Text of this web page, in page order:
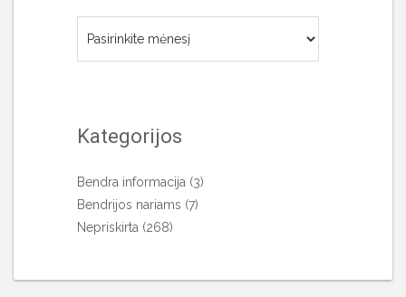
Kategorijos
Bendra informacija (3)
Bendrijos nariams (7)
Nepriskirta (268)